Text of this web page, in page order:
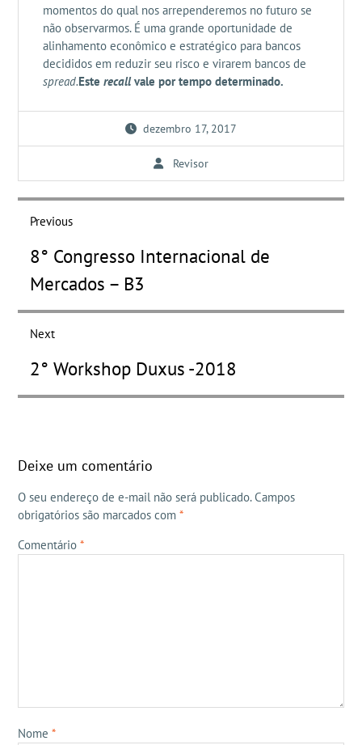
momentos do qual nos arrependeremos no futuro se
não observarmos. É uma grande oportunidade de
alinhamento econômico e estratégico para bancos
decididos em reduzir seu risco e virarem bancos de
spread.Este recallvale por tempo determinado.
dezembro 17, 2017
Revisor
Navegação
dePrevious
post:
8° Congresso Internacional de
Mercados – B3
Next
post:
2° Workshop Duxus -2018
Deixe um comentário
O seu endereço de e-mail não será publicado. Campos
obrigatórios são marcados com *
Comentário *
Nome *